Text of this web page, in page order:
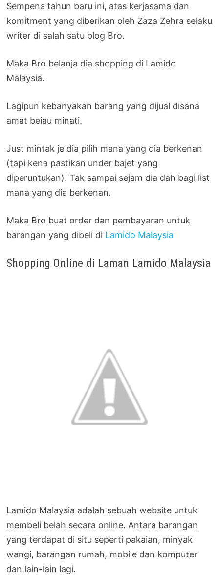
Sempena tahun baru ini, atas kerjasama dan
komitment yang diberikan oleh Zaza Zehra selaku
writer di salah satu blog Bro.
Maka Bro belanja dia shopping di Lamido
Malaysia.
Lagipun kebanyakan barang yang dijual disana
amat beiau minati.
Just mintak je dia pilih mana yang dia berkenan
(tapi kena pastikan under bajet yang
diperuntukan). Tak sampai sejam dia dah bagi list
mana yang dia berkenan.
Maka Bro buat order dan pembayaran untuk
barangan yang dibeli di Lamido Malaysia
Shopping Online di Laman Lamido Malaysia
Lamido Malaysia adalah sebuah website untuk
membeli belah secara online. Antara barangan
yang terdapat di situ seperti pakaian, minyak
wangi, barangan rumah, mobile dan komputer
dan lain-lain lagi.